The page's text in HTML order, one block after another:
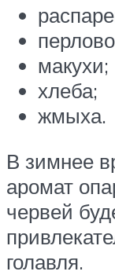
макухи;
хлеба;
жмыха.
В зимнее
аромат
червей
голавля.